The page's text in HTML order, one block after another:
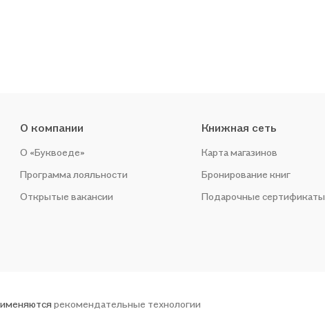
О компании
О «Буквоеде»
Программа лояльности
Открытые вакансии
Книжная сеть
Карта магазинов
Бронирование книг
Подарочные сертификаты
рекомендательные технологии